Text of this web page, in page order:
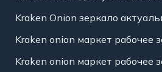
Kraken Onion зеркало
Kraken onion маркет рабочее
Kraken onion маркет рабочее